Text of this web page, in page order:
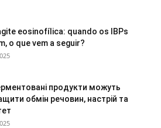
eosinofílica: quando os IBPs
o que vem a seguir?
продукти можуть
обмін речовин, настрій та